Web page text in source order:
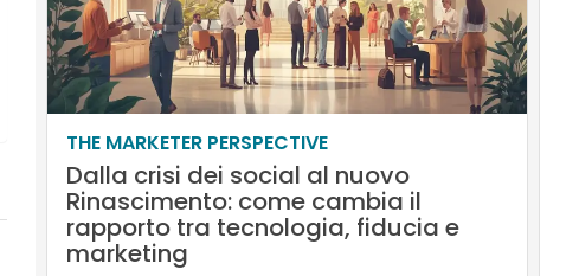
THE MARKETER PERSPECTIVE
Dalla crisi dei social al nuovo
Rinascimento: come cambia il
rapporto tra tecnologia, fiducia e
marketing